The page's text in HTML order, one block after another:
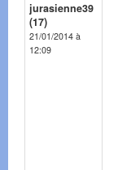
jurasienne39
(17)
21/01/2014 à
12:09